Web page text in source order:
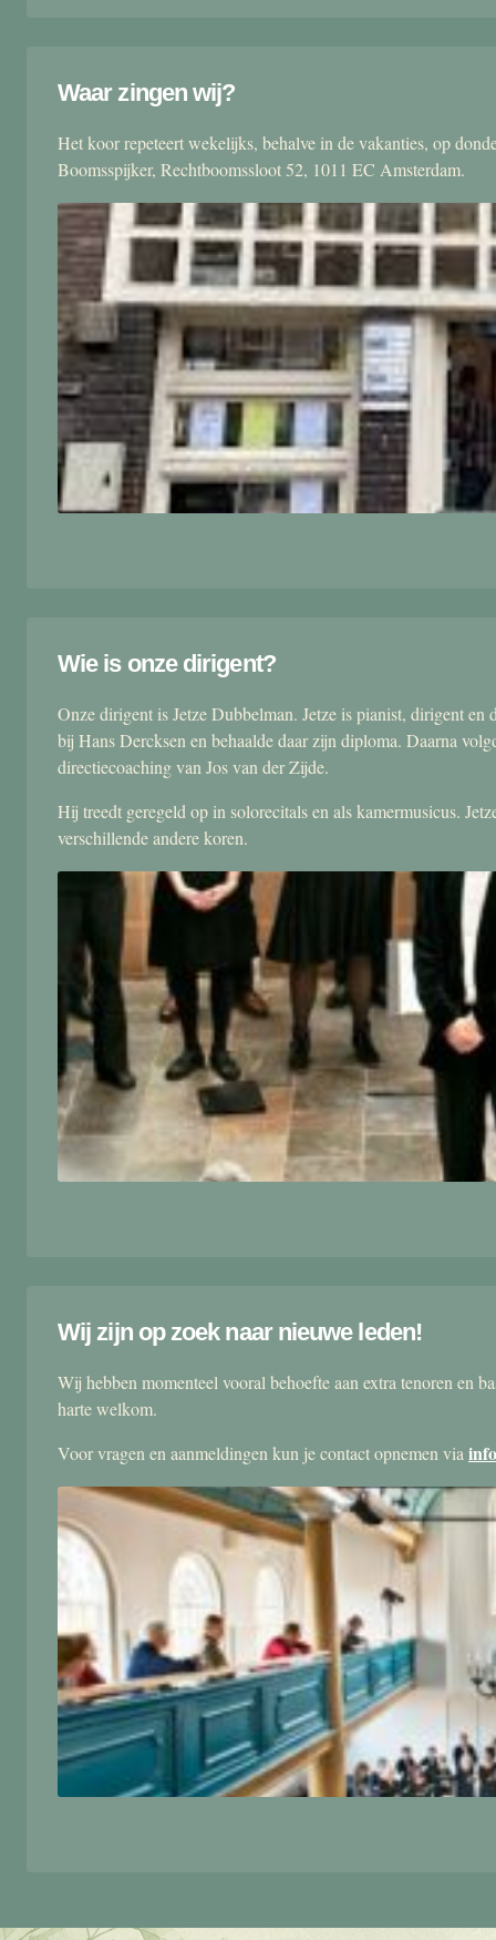
Waar zingen wij?
Het koor repeteert wekelijks, behalve in de vakanties, op
Boomsspijker, Rechtboomssloot 52, 1011 EC Amsterdam.
Wie is onze dirigent?
Onze dirigent is Jetze Dubbelman. Jetze is pianist, dirigent
bij Hans Dercksen en behaalde daar zijn diploma. Daarna
directiecoaching van Jos van der Zijde.
Hij treedt geregeld op in solorecitals en als kamermusicus.
verschillende andere koren.
Wij zijn op zoek naar nieuwe leden!
Wij hebben momenteel vooral behoefte aan extra tenoren en
harte welkom.
Voor vragen en aanmeldingen kun je contact opnemen via